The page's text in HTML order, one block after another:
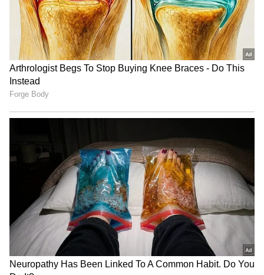
'ಕಾವಾಲಾ ಸಾಕಷ್ಟು ಸಿಗುತ್ತಿಲ್ಲವೇ? ಇಲ್ಲಿದೆ ತು ಆ ದಿಲ್ಬರಾ '
ಎಂಬ ಶೀರ್ಷಿಕೆಯನ್ನು ತಮನ್ನಾ ಫೋಟೋಗೆ ಬರೆದಿದ್ದಾರೆ
ಮತ್ತು ಅದರೊಂದಿಗೆ ಕೆಲವು ಫೈರ್ ಎಮೋಜಿಗಳನ್ನು
ಹಾಕಿದ್ದಾರೆ.
5
ತಮನ್ನಾರ ಈ ಫೋಟೋಗಳ ಮೊದಲ ಕಾಮೆಂಟ್ ಎಲ್ಲರ